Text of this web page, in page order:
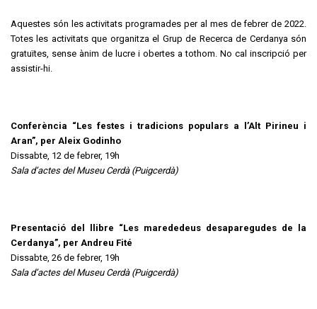
Aquestes són les activitats programades per al mes de febrer de 2022.
Totes les activitats que organitza el Grup de Recerca de Cerdanya són
gratuïtes, sense ànim de lucre i obertes a tothom. No cal inscripció per
assistir-hi.
Conferència “Les festes i tradicions populars a l’Alt Pirineu i
Aran”, per Aleix Godinho
Dissabte, 12 de febrer, 19h
Sala d’actes del Museu Cerdà (Puigcerdà)
Presentació del llibre “Les marededeus desaparegudes de la
Cerdanya”, per Andreu Fité
Dissabte, 26 de febrer, 19h
Sala d’actes del Museu Cerdà (Puigcerdà)